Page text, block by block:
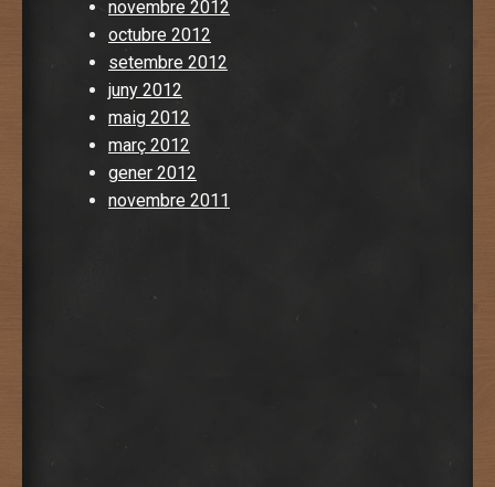
novembre 2012
octubre 2012
setembre 2012
juny 2012
maig 2012
març 2012
gener 2012
novembre 2011